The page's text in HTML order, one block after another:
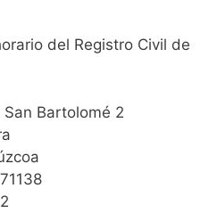
del Registro Civil de
Bartolomé 2